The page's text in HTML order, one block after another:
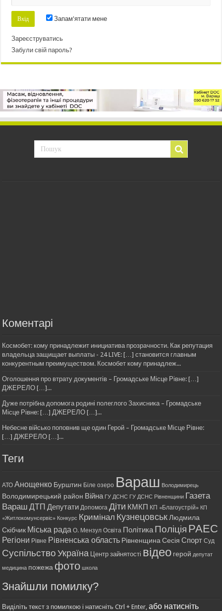
Запам'ятати мене
Зареєструватись
Забули свій пароль?
Коментарі
Космобет: кому принадлежит инициатива прозрачности. Как репутация
владельца защищает выплаты - 24 LIVE: […] становится главным
конкурентным преимуществом. Космобет кому принадлеж...
Оголошення про втрату документів – Громадське Місце Рівне: […]
ДЖЕРЕЛО […]...
Дуже потрібна допомога родині полеглого Захисника – Громадське
Місце Рівне: […] ДЖЕРЕЛО […]...
Небесне військо поповнив ще один Герой – Громадське Місце Рівне:
[…] ДЖЕРЕЛО […]...
Теги
АТО Анощенко Бурштин Біле озеро Вараш Володимирець
Володимирецький район Війна ГУ ДСНС ГУ ДСНС Рівненщини Газета
Вараш ДТП Депутати Допомога Діти КМКП КП «Благоустрій» КП
«Житлокомунсервіс» Конкурс Кримінал Кузнецовськ Людмила
Скібчик Міська рада О. Мензул Освіта ПолітикаПоліція РАЕС
Регіони Рівне Рівненська область Рівненщина Сесія Спорт Суд
Суспільство Україна Центр зайнятості відео герой депутат
медицина пожежа фото школа
Знайшли помилку?
Виділіть текст з помилкою і натисніть Ctrl + Enter,або натисніть